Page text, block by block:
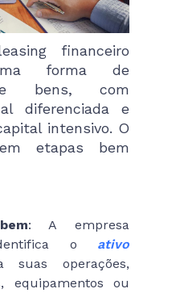
financeiro
forma de
bens, com
diferenciada e
intensivo. O
etapas bem
: A empresa
o ativo
suas operações,
equipamentos ou